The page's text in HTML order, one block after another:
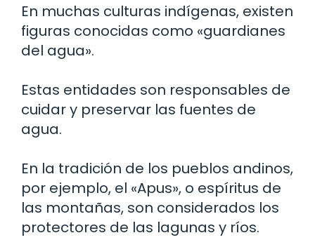
En muchas culturas indígenas, existen
figuras conocidas como «guardianes
del agua».
Estas entidades son responsables de
cuidar y preservar las fuentes de
agua.
En la tradición de los pueblos andinos,
por ejemplo, el «Apus», o espíritus de
las montañas, son considerados los
protectores de las lagunas y ríos.